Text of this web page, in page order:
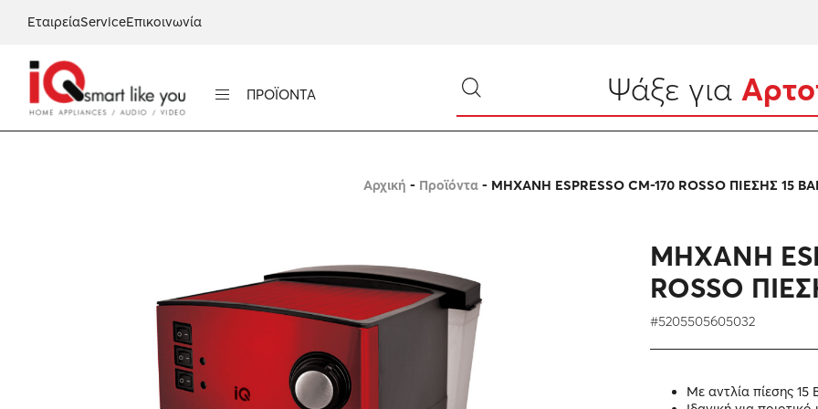
ΕταιρείαServiceΕπικοινωνία
ΠΡΟΪΟΝΤΑ Ψάξε για
Προσωπική περιποίηση
Τηλεφωνία
Εικόνα & ήχος
Αρχική - Προϊόντα - ΜΗΧΑΝΗ ESPRESSO CM-170 ROSSO ΠΙΕΣΗΣ 15
ΜΗΧΑΝΗ
ROSSO
#5205505605032
Με αντλία πίεσης 15